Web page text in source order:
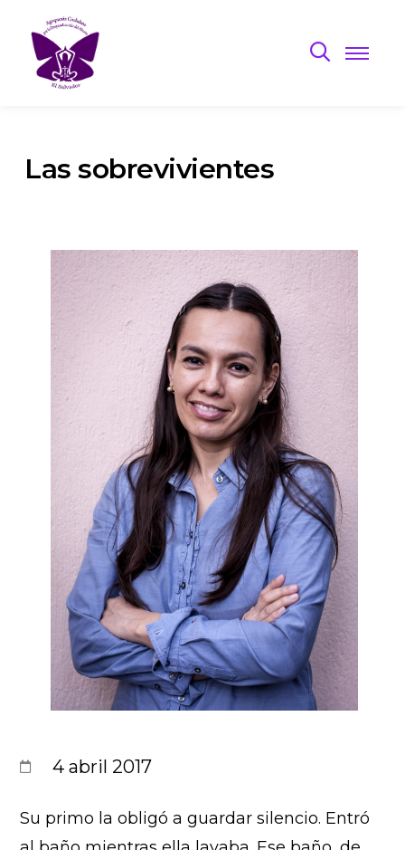
Las sobrevivientes
4 abril 2017
Su primo la obligó a guardar silencio. Entró